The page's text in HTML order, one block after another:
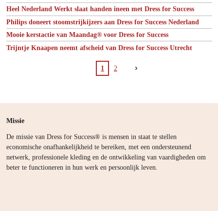
Heel Nederland Werkt slaat handen ineen met Dress for Success
Philips doneert stoomstrijkijzers aan Dress for Success Nederland
Mooie kerstactie van Maandag® voor Dress for Success
Trijntje Knaapen neemt afscheid van Dress for Success Utrecht
1 2
Missie
De missie van Dress for Success® is mensen in staat te stellen
economische onafhankelijkheid te bereiken, met een ondersteunend
netwerk, professionele kleding en de ontwikkeling van vaardigheden om
beter te functioneren in hun werk en persoonlijk leven.